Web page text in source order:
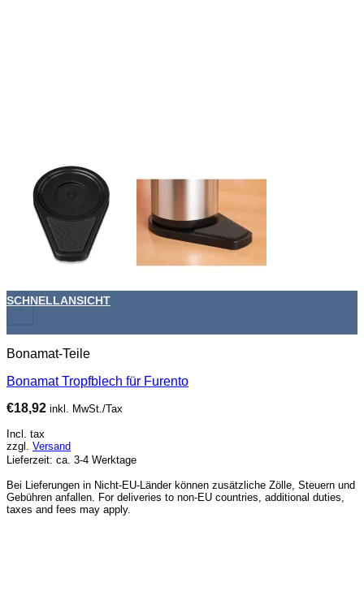
+
SCHNELLANSICHT
Bonamat-Teile
Bonamat Tropfblech für Furento
€18,92 inkl. MwSt./Tax
Incl. tax
zzgl. Versand
Lieferzeit: ca. 3-4 Werktage
Bei Lieferungen in Nicht-EU-Länder können zusätzliche Zölle, Steuern und
Gebühren anfallen. For deliveries to non-EU countries, additional duties,
taxes and fees may apply.